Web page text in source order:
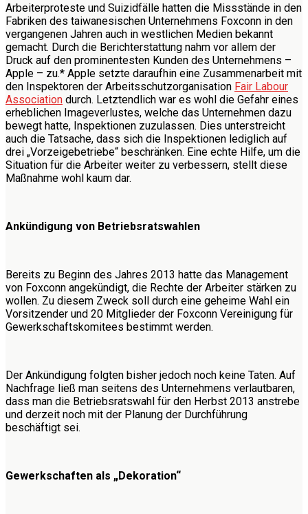
Arbeiterproteste und Suizidfälle hatten die Missstände in den
Fabriken des taiwanesischen Unternehmens Foxconn in den
vergangenen Jahren auch in westlichen Medien bekannt
gemacht. Durch die Berichterstattung nahm vor allem der
Druck auf den prominentesten Kunden des Unternehmens –
Apple – zu.* Apple setzte daraufhin eine Zusammenarbeit mit
den Inspektoren der Arbeitsschutzorganisation Fair Labour
Association durch. Letztendlich war es wohl die Gefahr eines
erheblichen Imageverlustes, welche das Unternehmen dazu
bewegt hatte, Inspektionen zuzulassen. Dies unterstreicht
auch die Tatsache, dass sich die Inspektionen lediglich auf
drei „Vorzeigebetriebe“ beschränken. Eine echte Hilfe, um die
Situation für die Arbeiter weiter zu verbessern, stellt diese
Maßnahme wohl kaum dar.
Ankündigung von Betriebsratswahlen
Bereits zu Beginn des Jahres 2013 hatte das Management
von Foxconn angekündigt, die Rechte der Arbeiter stärken zu
wollen. Zu diesem Zweck soll durch eine geheime Wahl ein
Vorsitzender und 20 Mitglieder der Foxconn Vereinigung für
Gewerkschaftskomitees bestimmt werden.
Der Ankündigung folgten bisher jedoch noch keine Taten. Auf
Nachfrage ließ man seitens des Unternehmens verlautbaren,
dass man die Betriebsratswahl für den Herbst 2013 anstrebe
und derzeit noch mit der Planung der Durchführung
beschäftigt sei.
Gewerkschaften als „Dekoration“